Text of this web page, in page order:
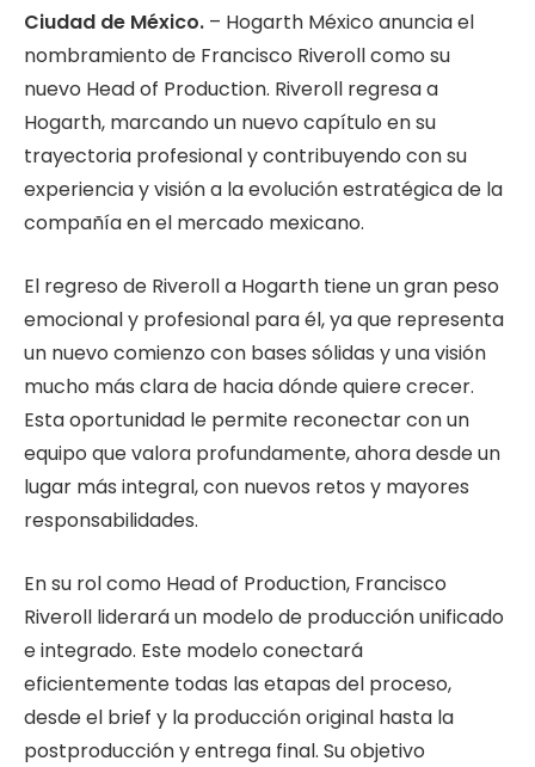
Ciudad de México. – Hogarth México anuncia el
nombramiento de Francisco Riveroll como su
nuevo Head of Production. Riveroll regresa a
Hogarth, marcando un nuevo capítulo en su
trayectoria profesional y contribuyendo con su
experiencia y visión a la evolución estratégica de la
compañía en el mercado mexicano.
El regreso de Riveroll a Hogarth tiene un gran peso
emocional y profesional para él, ya que representa
un nuevo comienzo con bases sólidas y una visión
mucho más clara de hacia dónde quiere crecer.
Esta oportunidad le permite reconectar con un
equipo que valora profundamente, ahora desde un
lugar más integral, con nuevos retos y mayores
responsabilidades.
En su rol como Head of Production, Francisco
Riveroll liderará un modelo de producción unificado
e integrado. Este modelo conectará
eficientemente todas las etapas del proceso,
desde el brief y la producción original hasta la
postproducción y entrega final. Su objetivo